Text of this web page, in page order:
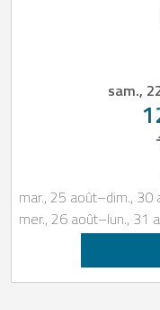
sam.,
mar., 25 août–dim., 30
mer., 26 août–lun., 31